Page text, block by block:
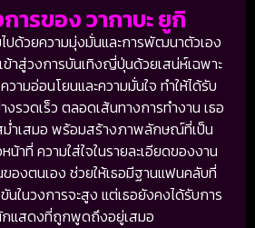
ารของ วากาบะ ยูกิ
ปด้วยความมุ่งมั่นและการพัฒนาตัวเอง
ข้าสู่วงการบันเทิงญี่ปุ่นด้วยเสน่ห์เฉพาะ
ามอ่อนโยนและความมั่นใจ ทำให้ได้รับ
รวดเร็ว ตลอดเส้นทางการทำงาน เธอ
ำเสมอ พร้อมสร้างภาพลักษณ์ที่เป็น
าที่ ความใส่ใจในรายละเอียดของงาน
องตนเอง ช่วยให้เธอมีฐานแฟนคลับที่
นในวงการจะสูง แต่เธอยังคงได้รับการ
กแสดงที่ถูกพูดถึงอยู่เสมอ